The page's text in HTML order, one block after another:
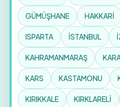
GÜMÜŞHANE HAKKARİ
ISPARTA İSTANBUL
KAHRAMANMARAŞ
KARS KASTAMONU
KIRIKKALE KIRKLARELİ